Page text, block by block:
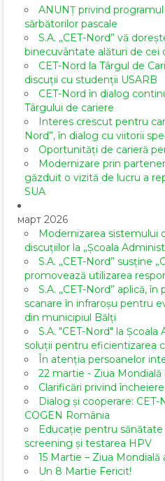
ANUNȚ privind
sărbătorilor pascale
S.A. „CET-Nord” vă
binecuvântate alături de cei
CET-Nord la Târgul de
discuții cu studenții USARB
CET-Nord în dialog
Târgului de cariere
Interes crescut pentru
Nord”, în dialog cu viitorii
Oportunități de carieră
Modernizare prin
găzduit o vizită de lucru a
SUA
март 2026
Modernizarea sistemului
discuțiilor la „Școala
S.A. „CET-Nord” susține
promovează utilizarea
S.A. „CET-Nord” aplică,
scanare în infraroșu pentru
din municipiul Bălți
S.A. "CET-Nord" la
soluții pentru eficientizarea
În atenția persoanelor
22 martie - Ziua Mondială
Clarificări privind
Dialog și cooperare:
COGEN România
Educație pentru sănătate
screening și testarea HPV
15 Martie – Ziua
Un 8 Martie Fericit!